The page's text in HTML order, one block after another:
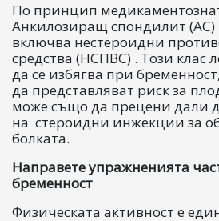
По принцип
Анкилозиращ спондилит
включва нестероидни
средства (НСПВС) . Този клас
да се избягва при
да представляват риск за
може също да прецени дали
на стероидни инжекции за
болката.
Направете упражненията
бременност
Физическата активност е